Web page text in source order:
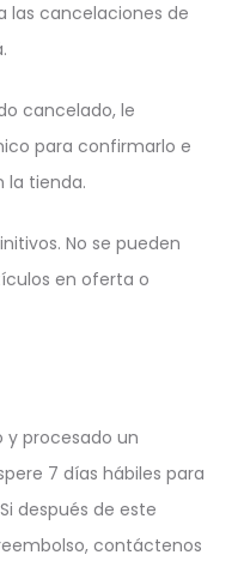
las cancelaciones de
cancelado, le
para confirmarlo e
la tienda.
No se pueden
en oferta o
y procesado un
7 días hábiles para
después de este
contáctenos